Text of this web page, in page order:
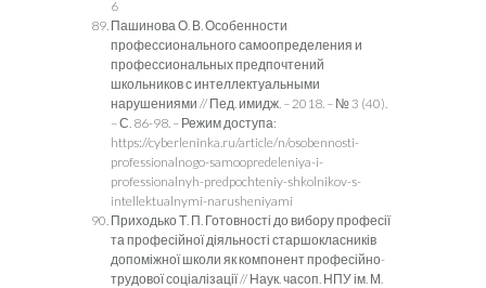
6
Пашинова О. В. Особенности
профессионального самоопределения и
профессиональных предпочтений
школьников с интеллектуальными
нарушениями // Пед. имидж. – 2018. – № 3 (40).
– С. 86-98. – Режим доступа:
https://cyberleninka.ru/article/n/osobennosti-
professionalnogo-samoopredeleniya-i-
professionalnyh-predpochteniy-shkolnikov-s-
intellektualnymi-narusheniyami
Приходько Т. П. Готовності до вибору професії
та професійної діяльності старшокласників
допоміжної школи як компонент професійно-
трудової соціалізації // Наук. часоп. НПУ ім. М.